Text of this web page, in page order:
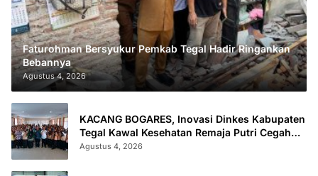
Faturohman Bersyukur Pemkab Tegal Hadir Ringankan
Bebannya
Agustus 4, 2026
KACANG BOGARES, Inovasi Dinkes Kabupaten
Tegal Kawal Kesehatan Remaja Putri Cegah
Stunting
Agustus 4, 2026